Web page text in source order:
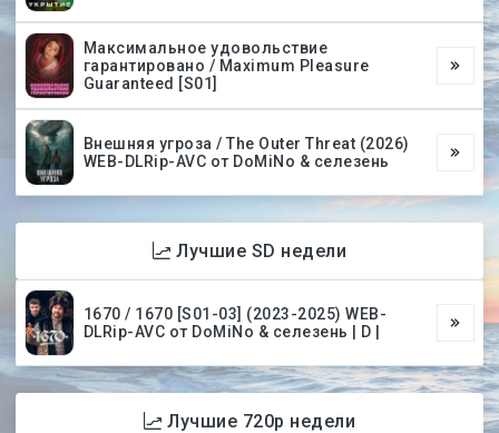
Максимальное удовольствие
гарантировано / Maximum Pleasure
Guaranteed [S01]
Внешняя угроза / The Outer Threat (2026)
WEB-DLRip-AVC от DoMiNo & селезень
Лучшие SD недели
1670 / 1670 [S01-03] (2023-2025) WEB-
DLRip-AVC от DoMiNo & селезень | D |
Лучшие 720p недели